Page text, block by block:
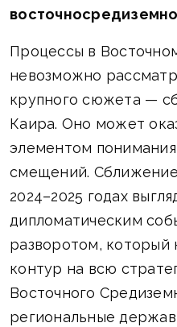
Процессы в
невозможно
крупного сюжета —
Каира. Оно может
элементом
смещений.
2024–2025 годах
дипломатическим
разворотом, который
контур на всю
Восточного
региональные